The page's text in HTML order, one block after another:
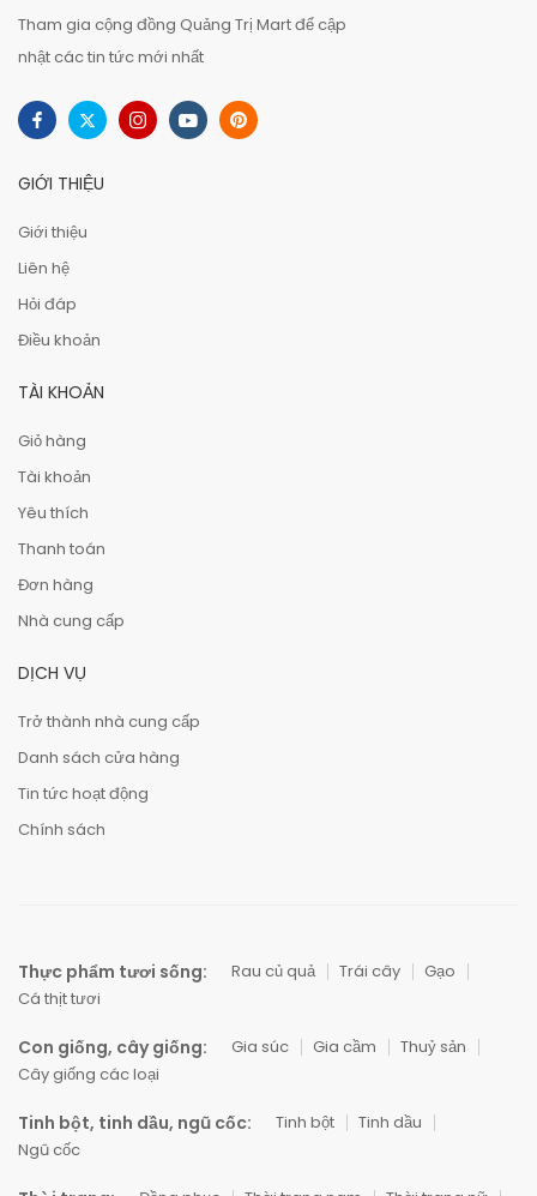
Tham gia cộng đồng Quảng Trị Mart để cập
nhật các tin tức mới nhất
GIỚI THIỆU
Giới thiệu
Liên hệ
Hỏi đáp
Điều khoản
TÀI KHOẢN
Giỏ hàng
Tài khoản
Yêu thích
Thanh toán
Đơn hàng
Nhà cung cấp
DỊCH VỤ
Trở thành nhà cung cấp
Danh sách cửa hàng
Tin tức hoạt động
Chính sách
Thực phẩm tươi sống: Rau củ quả Trái cây
Gạo
Cá thịt tươi
Con giống, cây giống: Gia súc Gia cầm
Thuỷ sản
Cây giống các loại
Tinh bột, tinh dầu, ngũ cốc: Tinh bột
Tinh dầu
Ngũ cốc